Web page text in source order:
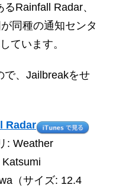
Rainfall Radar、
同種の通知センタ
ています。
で、Jailbreakをせ
Radar
: Weather
（サイズ: 12.4